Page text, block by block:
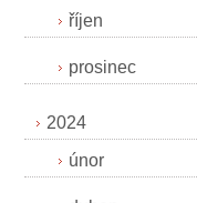
říjen
prosinec
2024
únor